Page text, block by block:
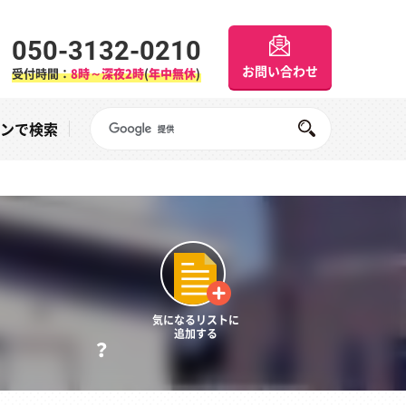
050-3132-0210
受付時間：8時～深夜2時(年中無休) お問い合わせ
で検索
？
気になるリストに
追加する